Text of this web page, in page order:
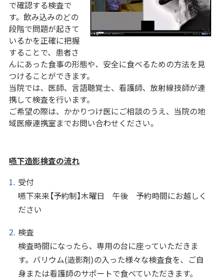
で確認する検査で
す。飲み込みのどの
段階で問題が起きて
いるかを正確に把握
することで、患者さ
んにあった食事の形態や、安全に食べるための方法を見
つけることができます。
当院では、医師、言語聴覚士、看護師、放射線技師が連
携して検査を行います。
ご希望の際は、かかりつけ医にご相談のうえ、当院の地
域医療連携室までお問い合わせください。
嚥下造影検査の流れ
受付
嚥下来来【予約制】木曜日 午後 予約時間にお越しく
ださい
検査
検査時間になったら、専用の台に座っていただきま
す。バリウム(造影剤)の入った様々な検査食を、ご自
身または看護師のサポートで食べていただきます。